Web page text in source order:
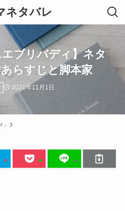
ネタバレ
エブリバディ】ネタ
らすじと脚本家
2021年11月1日
」